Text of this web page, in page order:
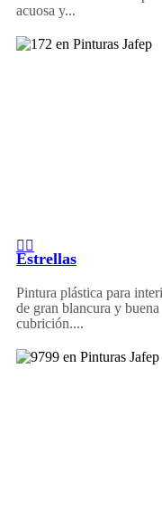
acuosa y...
Estrellas
Pintura plástica para
de gran blancura y buena
cubrición....